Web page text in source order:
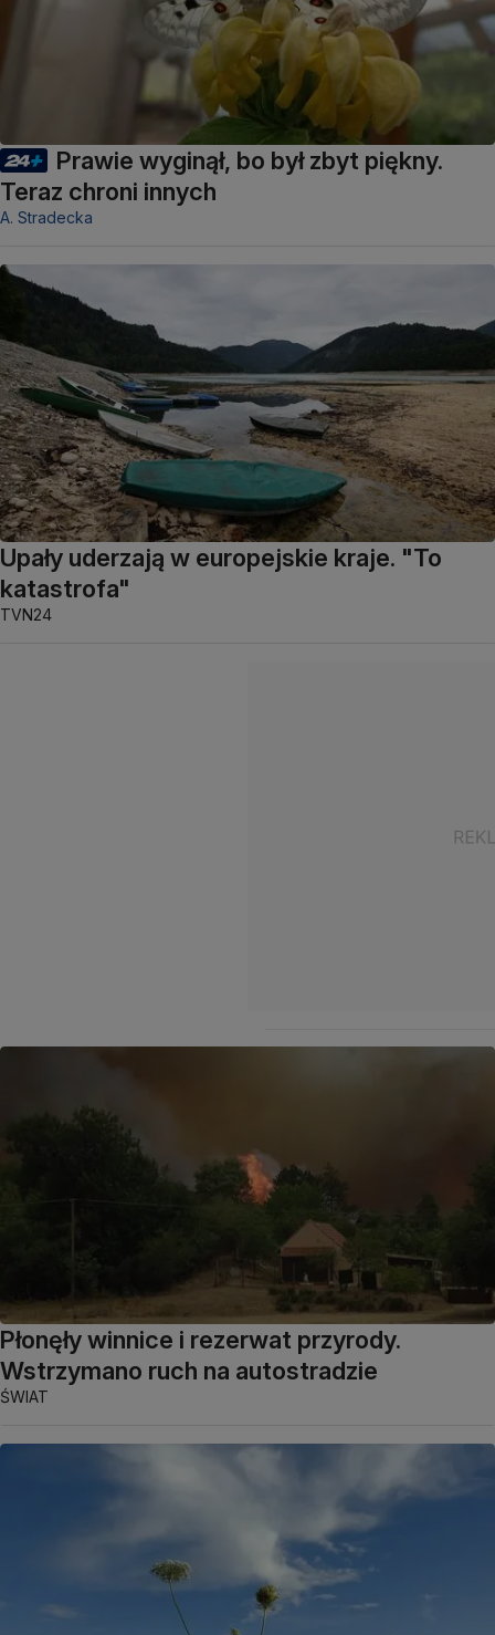
Prawie wyginął, bo był zbyt piękny.
Teraz chroni innych
A. Stradecka
Upały uderzają w europejskie kraje. "To
katastrofa"
TVN24
Płonęły winnice i rezerwat przyrody.
Wstrzymano ruch na autostradzie
ŚWIAT